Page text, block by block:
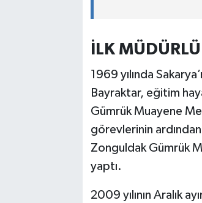
İLK
1969 yılında
Bayraktar, eğitim
Gümrük Muayene
görevlerinin
Zonguldak Gümrük
yaptı.
2009 yılının Aralık